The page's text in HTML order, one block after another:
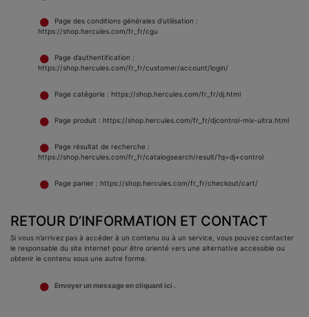
Page des conditions générales d’utilisation :
https://shop.hercules.com/fr_fr/cgu
Page d’authentification :
https://shop.hercules.com/fr_fr/customer/account/login/
Page catégorie : https://shop.hercules.com/fr_fr/dj.html
Page produit : https://shop.hercules.com/fr_fr/djcontrol-mix-ultra.html
Page résultat de recherche :
https://shop.hercules.com/fr_fr/catalogsearch/result/?q=dj+control
Page panier : https://shop.hercules.com/fr_fr/checkout/cart/
RETOUR D’INFORMATION ET CONTACT
Si vous n’arrivez pas à accéder à un contenu ou à un service, vous pouvez contacter
le responsable du site internet pour être orienté vers une alternative accessible ou
obtenir le contenu sous une autre forme.
Envoyer un message en cliquant ici .